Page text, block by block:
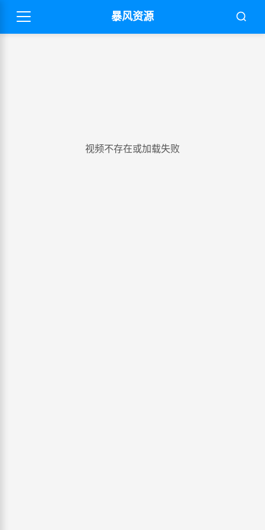
暴风资源
视频不存在或加载失败